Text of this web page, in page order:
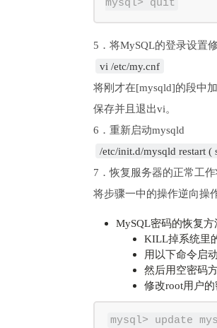
vi /etc/my.cnf
将刚才在[mysqld]的段中
保存并且退出vi。
/etc/init.d/mysqld restart (
7．恢复服务器的正常工
将步骤一中的操作逆向操
MySQL密码的恢复
KILL掉系统里
用以下命令启
然后用空密码
修改root用户的
mysql> update